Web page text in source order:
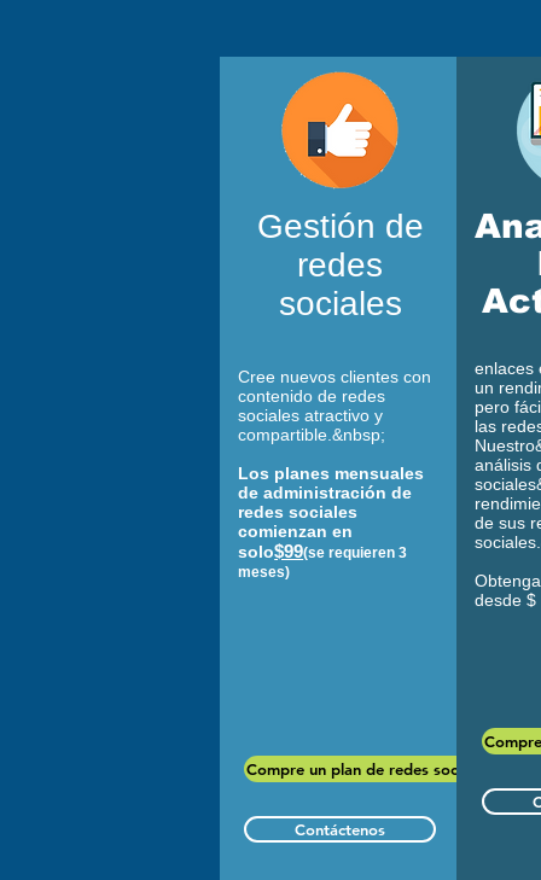
Gestión de
redes
sociales
Cree nuevos clientes con
contenido de redes
sociales atractivo y
compartible.&nbsp;
Los planes mensuales
de administración de
redes sociales
comienzan en
solo$99(se requieren 3
meses)
Compre un plan de redes sociales
Contáctenos
enlaces
un
pero
las
análisis
de sus
desde $